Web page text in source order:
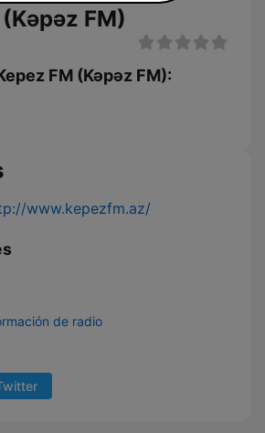
FM)
FM (Kəpəz FM):
www.kepezfm.az/
de radio